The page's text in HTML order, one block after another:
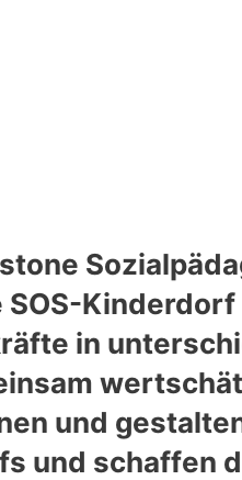
SOS-
in
und
und schaffen